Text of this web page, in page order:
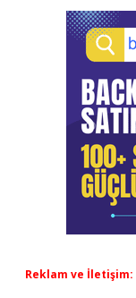
Reklam ve İletişim: